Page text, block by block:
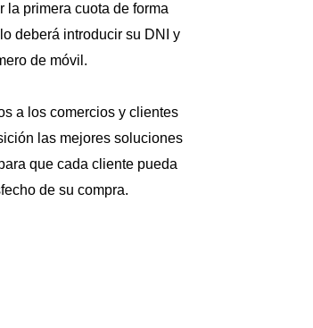
la primera cuota de forma
deberá introducir su DNI y
de móvil.
a los comercios y clientes
las mejores soluciones
que cada cliente pueda
de su compra.